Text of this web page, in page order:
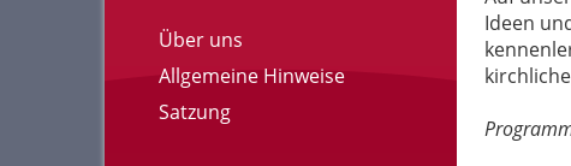
Über uns
Allgemeine Hinweise
Satzung
Ideen